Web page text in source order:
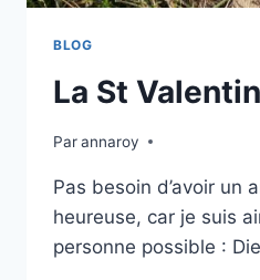
BLOG
La St Valentin
Parannaroy
Pas besoin d’avoir un
heureuse, car je suis
personne possible :